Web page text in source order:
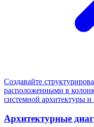
Создавайте
расположенными в
системной архитектуры и
Архитектурные